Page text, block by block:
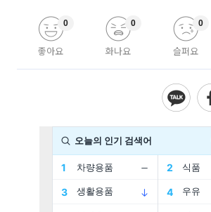
좋아요
0
화나요
0
슬퍼요
0